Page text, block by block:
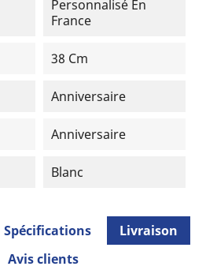
Personnalisé En
France
38 Cm
Anniversaire
Anniversaire
Blanc
Spécifications
Livraison
Avis clients